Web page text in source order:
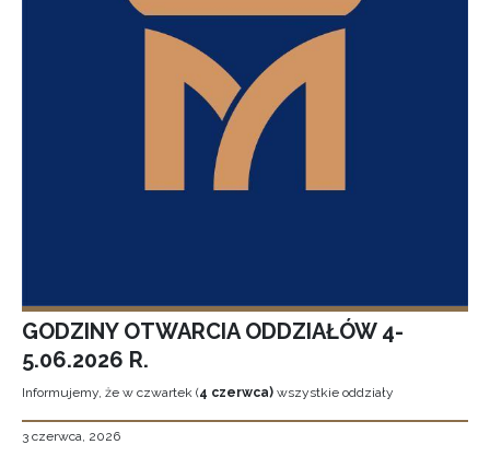
GODZINY OTWARCIA ODDZIAŁÓW 4-
5.06.2026 R.
Informujemy, że w czwartek (4 czerwca) wszystkie oddziały
3 czerwca, 2026